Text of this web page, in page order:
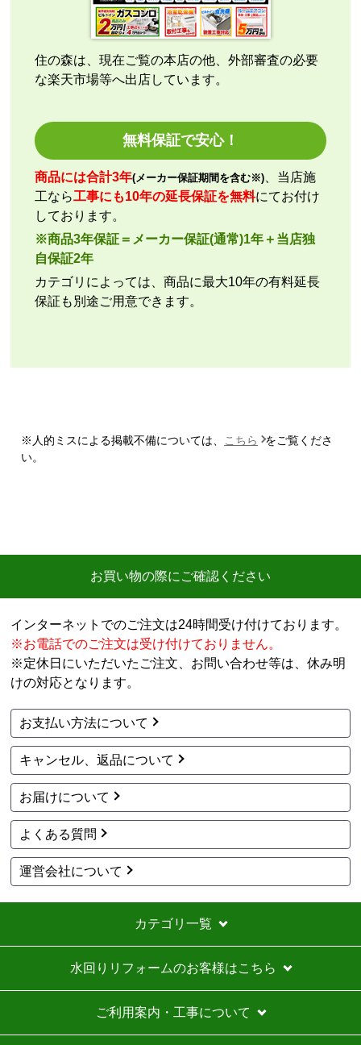
ただきましたが、連絡も早く安心して購入させていた
だくことができました。
kazumorimoriさん
欲しい商品をスムーズに注文できましたか？
ショップからの連絡や対応は適切でしたか？
いいえ
予定の期日までに商品が届きましたか？
はい
商品の梱包は必要十分なものでしたか？
はい
またこのショップを利用したいですか？
いいえ
【注文からどのくらいで届きましたか？】
商品価格は安く、工事費で稼ぐ形。
い。
工事セットでは二度とつかわない
アト＠リエさん
2026年7月28日 17:11
欲しい商品をスムーズに注文できましたか？
はい
ショップからの連絡や対応は適切でしたか？
はい
予定の期日までに商品が届きましたか？
はい
商品の梱包は必要十分なものでしたか？
はい
またこのショップを利用したいですか？
いいえ
商品購入から入金連絡、工事日の指定、決定、商品の
住の森は、現在ご覧の本店の他、外部審査の必要
な楽天市場等へ出店しています。
無料保証で安心！
商品には合計3年(メーカー保証期間を含む※) 、当店施
工なら工事にも10年の延長保証を無料にてお付け
しております。
※商品3年保証＝メーカー保証(通常)1年＋当店独
自保証2年
カテゴリによっては、商品に最大10年の有料延長
保証も別途ご用意できます。
※人的ミスによる掲載不備については、 こちら
をご覧くださ
い。
お買い物の際にご確認ください
インターネットでのご注文は24時間受け付けております。
※お電話でのご注文は受け付けておりません。
※定休日にいただいたご注文、お問い合わせ等は、休み明
けの対応となります。
お支払い方法について
キャンセル、返品について
お届けについて
よくある質問
運営会社について
カテゴリ一覧
水回りリフォームのお客様はこちら
ご利用案内・工事について